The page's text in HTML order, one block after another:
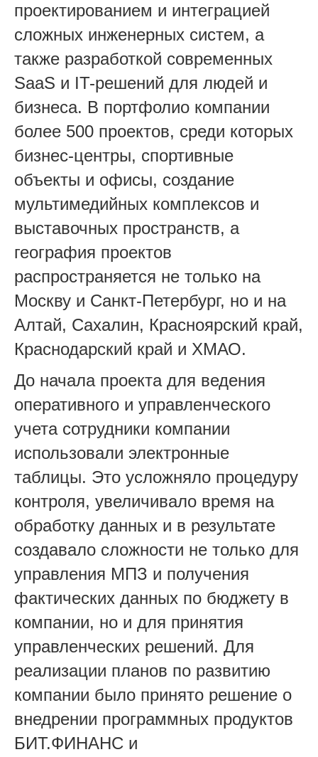
проектированием и интеграцией
сложных инженерных систем, а
также разработкой современных
SaaS и IT-решений для людей и
бизнеса. В портфолио компании
более 500 проектов, среди которых
бизнес-центры, спортивные
объекты и офисы, создание
мультимедийных комплексов и
выставочных пространств, а
география проектов
распространяется не только на
Москву и Санкт-Петербург, но и на
Алтай, Сахалин, Красноярский край,
Краснодарский край и ХМАО.
До начала проекта для ведения
оперативного и управленческого
учета сотрудники компании
использовали электронные
таблицы. Это усложняло процедуру
контроля, увеличивало время на
обработку данных и в результате
создавало сложности не только для
управления МПЗ и получения
фактических данных по бюджету в
компании, но и для принятия
управленческих решений. Для
реализации планов по развитию
компании было принято решение о
внедрении программных продуктов
БИТ.ФИНАНС и